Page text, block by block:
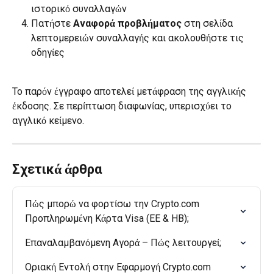
ιστορικό συναλλαγών
Πατήστε Αναφορά προβλήματος στη σελίδα
λεπτομερειών συναλλαγής και ακολουθήστε τις
οδηγίες
Το παρόν έγγραφο αποτελεί μετάφραση της αγγλικής
έκδοσης. Σε περίπτωση διαφωνίας, υπερισχύει το
αγγλικό κείμενο.
Σχετικά άρθρα
Πώς μπορώ να φορτίσω την Crypto.com
Προπληρωμένη Κάρτα Visa (ΕΕ & ΗΒ);
Επαναλαμβανόμενη Αγορά – Πώς λειτουργεί;
Οριακή Εντολή στην Εφαρμογή Crypto.com